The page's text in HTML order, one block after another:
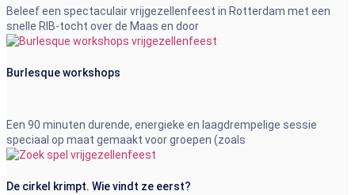
Beleef een spectaculair vrijgezellenfeest in Rotterdam met een
snelle RIB-tocht over de Maas en door
Burlesque workshops
Een 90 minuten durende, energieke en laagdrempelige sessie
speciaal op maat gemaakt voor groepen (zoals
De cirkel krimpt. Wie vindt ze eerst?